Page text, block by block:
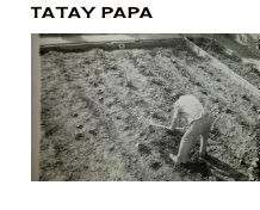
TATAY PAPA